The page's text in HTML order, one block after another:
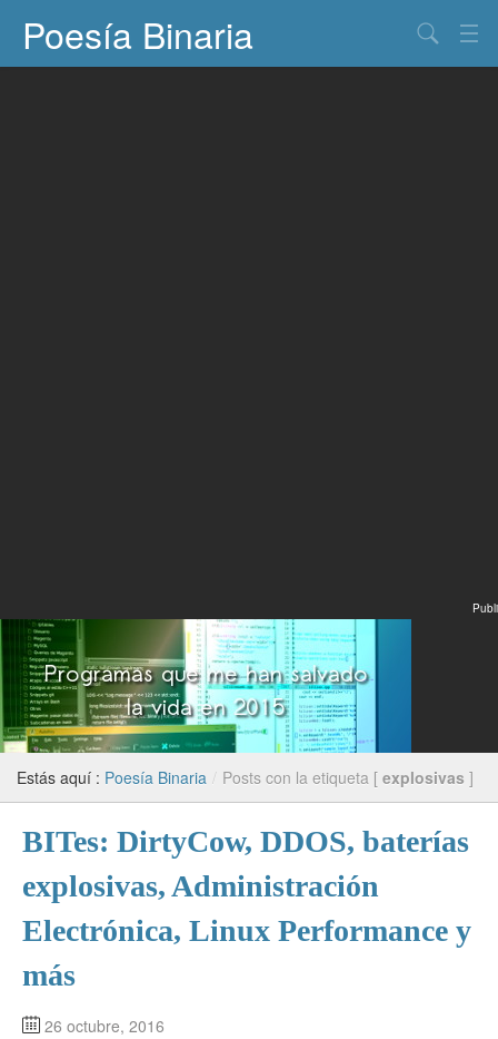
Poesía Binaria
Publi
Estás aquí : Poesía Binaria / Posts con la etiqueta [ explosivas ]
BITes: DirtyCow, DDOS, baterías
explosivas, Administración
Electrónica, Linux Performance y
más
26 octubre, 2016